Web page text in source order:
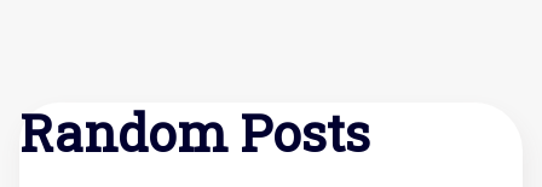
Random Posts